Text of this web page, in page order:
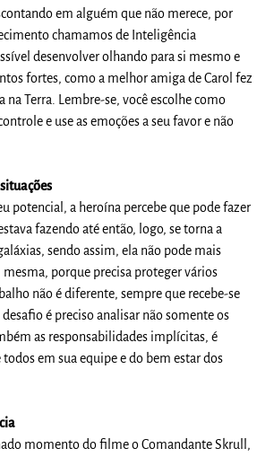
em alguém que não merece, por
chamamos de Inteligência
desenvolver olhando para si mesmo e
fortes, como a melhor amiga de Carol fez
na Terra. Lembre-se, você escolhe como
e use as emoções a seu favor e não
potencial, a heroína percebe que pode fazer
fazendo até então, logo, se torna a
sendo assim, ela não pode mais
mesma, porque precisa proteger vários
não é diferente, sempre que recebe-se
é preciso analisar não somente os
as responsabilidades implícitas, é
todos em sua equipe e do bem estar dos
momento do filme o Comandante Skrull,